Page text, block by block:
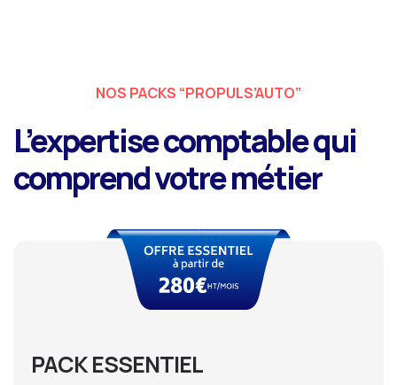
NOS PACKS “PROPULS’AUTO”
L’expertise comptable qui
comprend votre métier
PACK ESSENTIEL